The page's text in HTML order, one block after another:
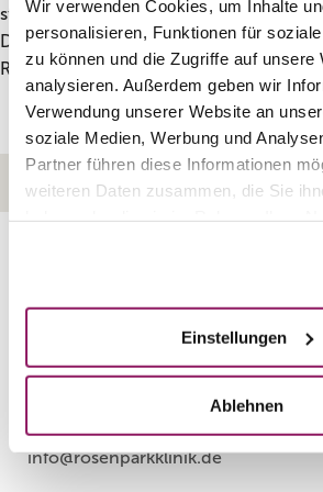
Wir verwenden Cookies, um Inhalte
personalisieren, Funktionen für
zu können und die Zugriffe auf unsere
analysieren. Außerdem geben wir
Verwendung unserer Website an
soziale Medien, Werbung und
Partner führen diese Informationen
weiteren Daten zusammen, die Sie
Einstellungen
Ablehnen
straffer. Es eignet sich für folgende
Dekolleté, Oberarme, Bauch,
Regionen.
HOME IMPRESSUM
info@rosenparkklinik.de